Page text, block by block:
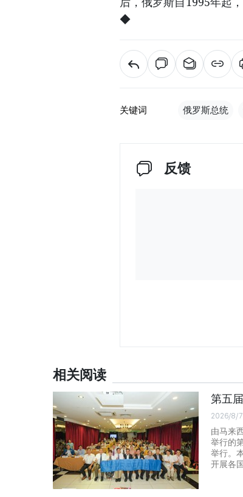
◆
关键词 俄罗斯总统
反馈
相关阅读
第五
2026/8/7
由马来
举行的
举行。
开展各